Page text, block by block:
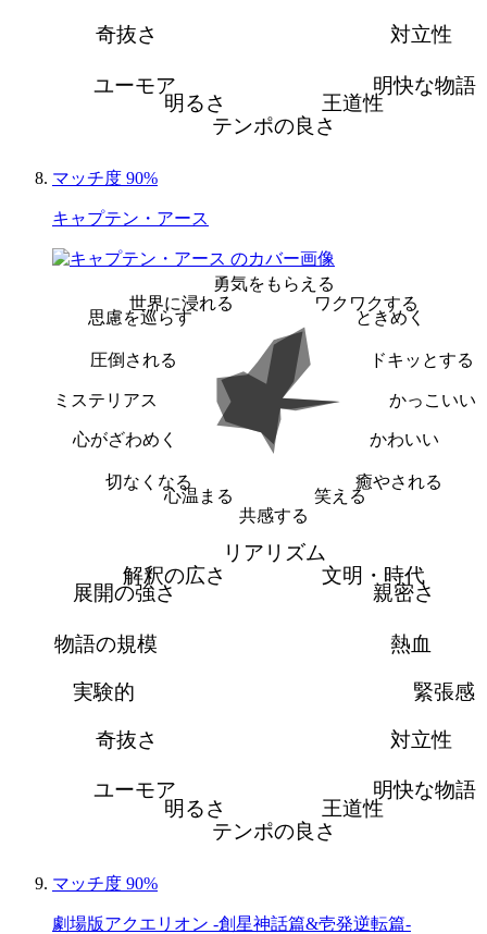
対立性
明快な物語
王道性
テンポの良さ
明るさ
ユーモア
奇抜さ
マッチ度 90%
キャプテン・アース
勇気をもらえる
ワクワクする
ときめく
ドキッとする
かっこいい
かわいい
癒やされる
笑える
共感する
心温まる
切なくなる
心がざわめく
ミステリアス
圧倒される
思慮を巡らす
世界に浸れる
リアリズム
文明・時代
親密さ
熱血
緊張感
対立性
明快な物語
王道性
テンポの良さ
明るさ
ユーモア
奇抜さ
実験的
物語の規模
展開の強さ
解釈の広さ
マッチ度 90%
劇場版アクエリオン -創星神話篇&壱発逆転篇-